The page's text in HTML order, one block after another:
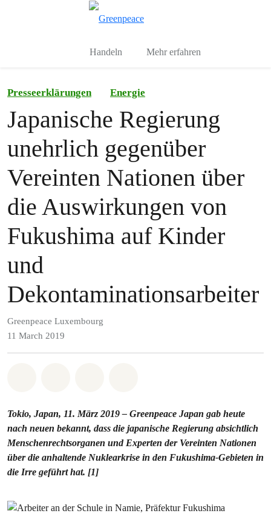
Handeln Mehr erfahren
Presseerklärungen Energie
Japanische Regierung
unehrlich gegenüber
Vereinten Nationen über
die Auswirkungen von
Fukushima auf Kinder
und
Dekontaminationsarbeiter
Greenpeace Luxembourg
11 March 2019
Tokio, Japan, 11. März 2019 – Greenpeace Japan gab heute
nach neuen bekannt, dass die japanische Regierung absichtlich
Menschenrechtsorganen und Experten der Vereinten Nationen
über die anhaltende Nuklearkrise in den Fukushima-Gebieten in
die Irre geführt hat. [1]